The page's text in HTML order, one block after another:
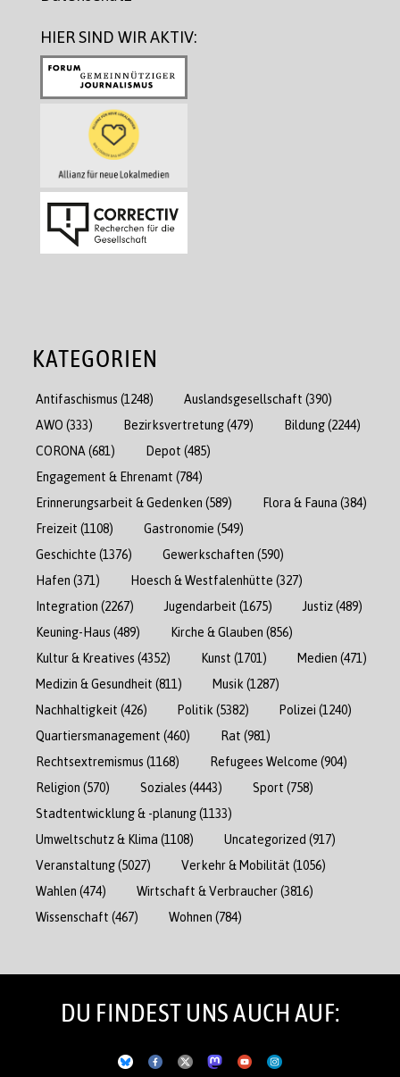
HIER SIND WIR AKTIV:
KATEGORIEN
Antifaschismus (1248) Auslandsgesellschaft (390)
AWO (333) Bezirksvertretung(479) Bildung(2244)
CORONA (681) Depot (485)
Engagement & Ehrenamt (784)
Erinnerungsarbeit & Gedenken (589) Flora & Fauna (384)
Freizeit (1108) Gastronomie (549)
Geschichte (1376) Gewerkschaften (590)
Hafen (371) Hoesch & Westfalenhütte (327)
Integration (2267) Jugendarbeit (1675) Justiz(489)
Keuning-Haus (489) Kirche & Glauben (856)
Kultur & Kreatives (4352) Kunst (1701) Medien (471)
Medizin & Gesundheit (811) Musik (1287)
Nachhaltigkeit (426) Politik (5382) Polizei (1240)
Quartiersmanagement (460) Rat (981)
Rechtsextremismus (1168) Refugees Welcome (904)
Religion (570) Soziales (4443) Sport (758)
Stadtentwicklung & -planung(1133)
Umweltschutz & Klima (1108) Uncategorized (917)
Veranstaltung(5027) Verkehr & Mobilität (1056)
Wahlen (474) Wirtschaft & Verbraucher(3816)
Wissenschaft (467) Wohnen (784)
DU FINDEST UNS AUCH AUF: